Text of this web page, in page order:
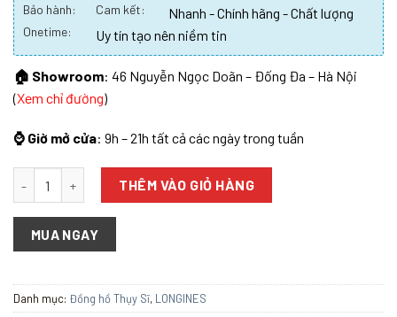
Bảo hành: Cam kết: Nhanh - Chính hãng - Chất lượng
Onetime: Uy tín tạo nên niềm tin
🏠 Showroom: 46 Nguyễn Ngọc Doãn – Đống Đa – Hà Nội
(Xem chỉ đường)
⌚ Giờ mở cửa: 9h – 21h tất cả các ngày trong tuần
THÊM VÀO GIỎ HÀNG
MUA NGAY
Danh mục: Đồng hồ Thụy Sĩ, LONGINES